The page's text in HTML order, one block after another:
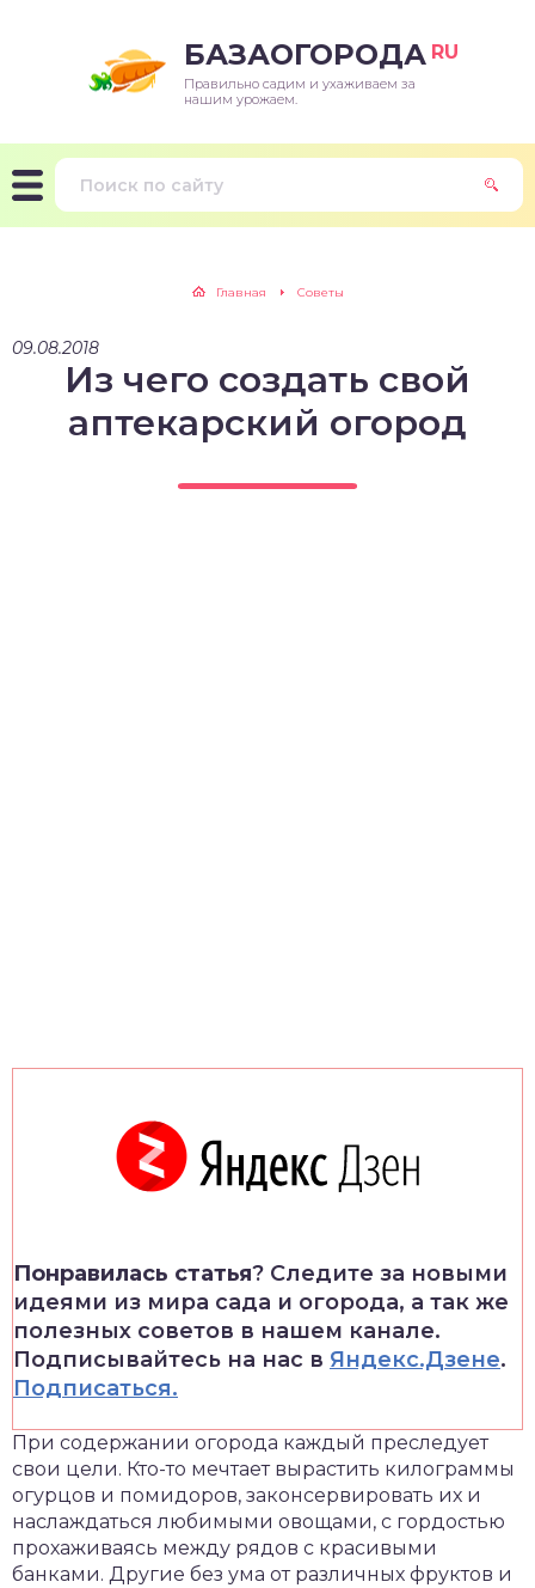
БАЗАОГОРОДА RU
Правильно садим и ухаживаем за
нашим урожаем.
Главная Советы
09.08.2018
Из чего создать свой
аптекарский огород
Понравилась статья? Следите за новыми
идеями из мира сада и огорода, а так же
полезных советов в нашем канале.
Подписывайтесь на нас в Яндекс.Дзене.
Подписаться.
При содержании огорода каждый преследует
свои цели. Кто-то мечтает вырастить килограммы
огурцов и помидоров, законсервировать их и
наслаждаться любимыми овощами, с гордостью
прохаживаясь между рядов с красивыми
банками. Другие без ума от различных фруктов и